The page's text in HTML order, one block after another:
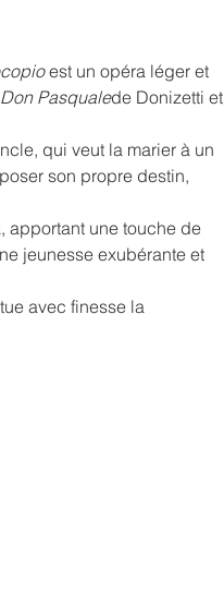
est un opéra léger et
Don Pasqualede Donizetti et
qui veut la marier à un
son propre destin,
apportant une touche de
jeunesse exubérante et
avec finesse la